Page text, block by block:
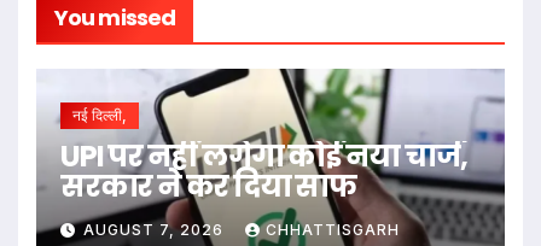
You missed
नई दिल्ली,
UPI पर नहीं लगेगा कोई नया चार्ज,
सरकार ने कर दिया साफ
AUGUST 7, 2026 CHHATTISGARH